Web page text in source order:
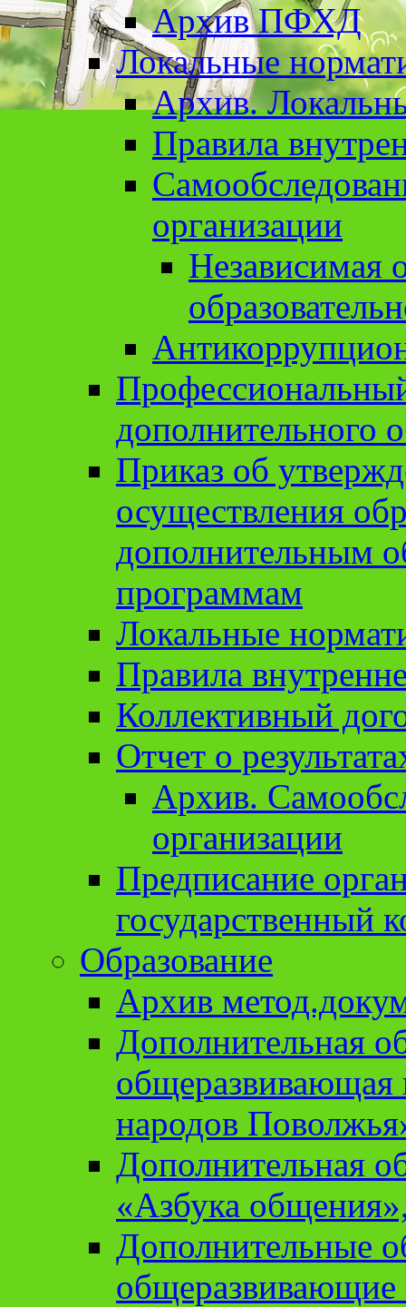
Архив ПФХД
Локальные
Архив.
Правила
организации
Независимая
дополнительного
Приказ об
осуществления
дополнительным
программам
Локальные
Правила
Коллективный
Отчет о
Архив.
организации
Предписание
государственный
Образование
Архив
Дополнительная
народов
Дополнительная
«Азбука
Дополнительные